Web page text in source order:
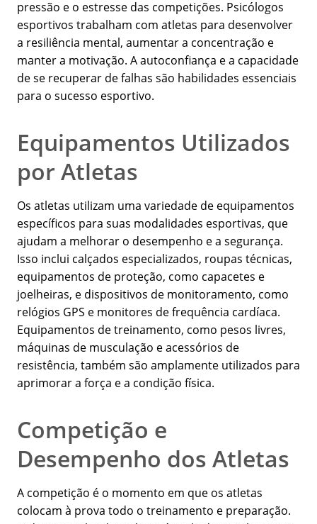
pressão e o estresse das competições. Psicólogos
esportivos trabalham com atletas para desenvolver
a resiliência mental, aumentar a concentração e
manter a motivação. A autoconfiança e a capacidade
de se recuperar de falhas são habilidades essenciais
para o sucesso esportivo.
Equipamentos Utilizados
por Atletas
Os atletas utilizam uma variedade de equipamentos
específicos para suas modalidades esportivas, que
ajudam a melhorar o desempenho e a segurança.
Isso inclui calçados especializados, roupas técnicas,
equipamentos de proteção, como capacetes e
joelheiras, e dispositivos de monitoramento, como
relógios GPS e monitores de frequência cardíaca.
Equipamentos de treinamento, como pesos livres,
máquinas de musculação e acessórios de
resistência, também são amplamente utilizados para
aprimorar a força e a condição física.
Competição e
Desempenho dos Atletas
A competição é o momento em que os atletas
colocam à prova todo o treinamento e preparação.